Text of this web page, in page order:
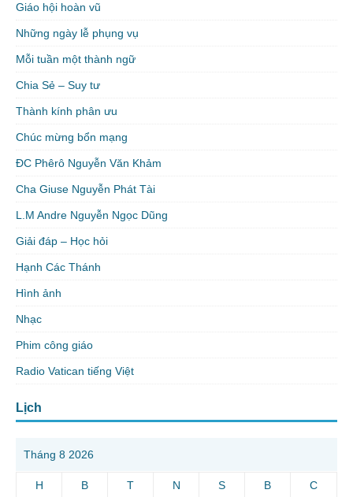
Giáo hội hoàn vũ
Những ngày lễ phụng vụ
Mỗi tuần một thành ngữ
Chia Sẻ – Suy tư
Thành kính phân ưu
Chúc mừng bổn mạng
ĐC Phêrô Nguyễn Văn Khảm
Cha Giuse Nguyễn Phát Tài
L.M Andre Nguyễn Ngọc Dũng
Giải đáp – Học hỏi
Hạnh Các Thánh
Hình ảnh
Nhạc
Phim công giáo
Radio Vatican tiếng Việt
Lịch
Tháng 8 2026
H B T N S B C